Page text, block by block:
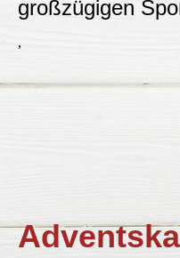
großzügigen
,